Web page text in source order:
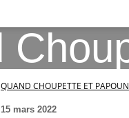
QUAND CHOUPETTE ET
15 mars 2022